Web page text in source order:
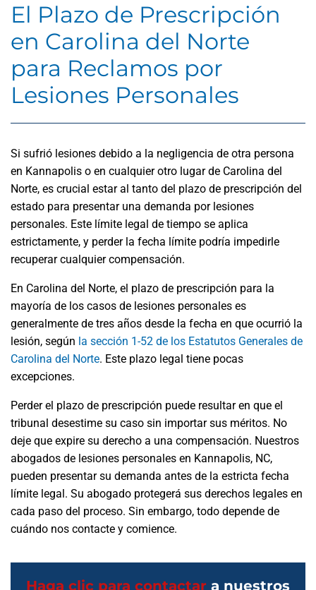
El Plazo de Prescripción
en Carolina del Norte
para Reclamos por
Lesiones Personales
Si sufrió lesiones debido a la negligencia de otra persona
en Kannapolis o en cualquier otro lugar de Carolina del
Norte, es crucial estar al tanto del plazo de prescripción del
estado para presentar una demanda por lesiones
personales. Este límite legal de tiempo se aplica
estrictamente, y perder la fecha límite podría impedirle
recuperar cualquier compensación.
En Carolina del Norte, el plazo de prescripción para la
mayoría de los casos de lesiones personales es
generalmente de tres años desde la fecha en que ocurrió la
lesión, según la sección 1-52 de los Estatutos Generales de
Carolina del Norte. Este plazo legal tiene pocas
excepciones.
Perder el plazo de prescripción puede resultar en que el
tribunal desestime su caso sin importar sus méritos. No
deje que expire su derecho a una compensación. Nuestros
abogados de lesiones personales en Kannapolis, NC,
pueden presentar su demanda antes de la estricta fecha
límite legal. Su abogado protegerá sus derechos legales en
cada paso del proceso. Sin embargo, todo depende de
cuándo nos contacte y comience.
Haga clic para contactar a nuestros